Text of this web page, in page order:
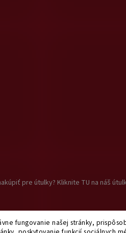
fungovanie našej stránky,
pre útulky? Kliknite TU na náš